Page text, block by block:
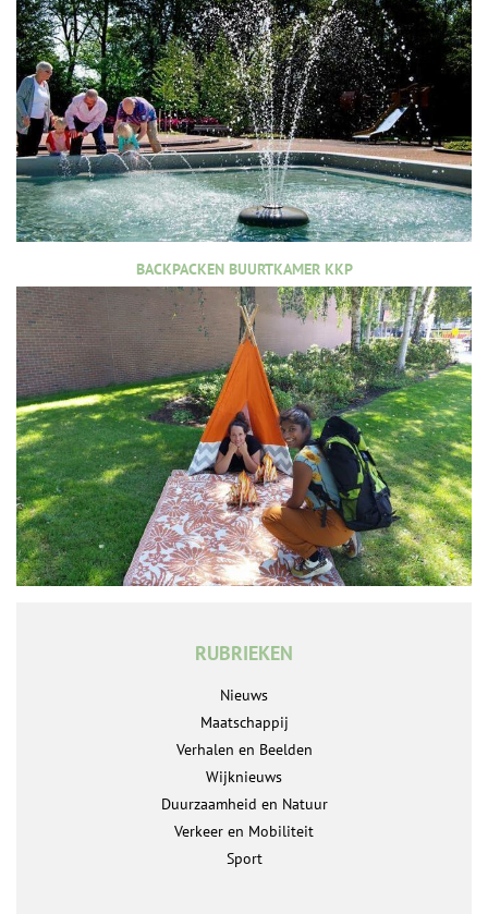
BACKPACKEN BUURTKAMER KKP
RUBRIEKEN
Nieuws
Maatschappij
Verhalen en Beelden
Wijknieuws
Duurzaamheid en Natuur
Verkeer en Mobiliteit
Sport